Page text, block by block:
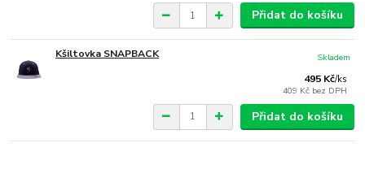
Přidat do košíku
Kšiltovka SNAPBACK
495 Kč/ks
409 Kč bez DPH
Skladem
Přidat do košíku